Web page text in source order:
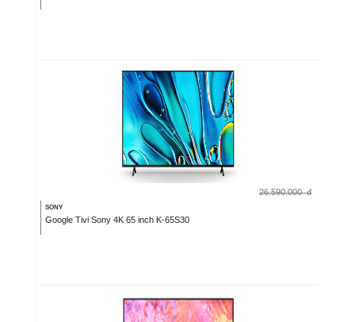
26.590.000 đ
SONY
Google Tivi Sony 4K 65 inch K-65S30